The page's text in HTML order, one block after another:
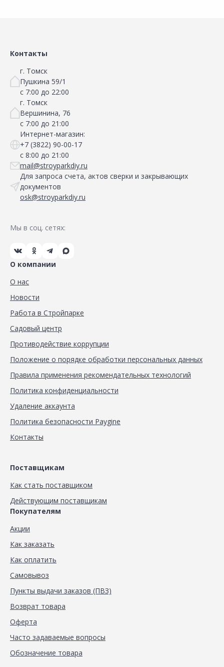
Контакты
г. Томск
Пушкина 59/1
с 7:00 до 22:00
г. Томск
Вершинина, 76
с 7:00 до 21:00
Интернет-магазин:
+7 (3822) 90-00-17
с 8:00 до 21:00
mail@stroyparkdiy.ru
Для запроса счета, актов сверки и закрывающих
документов
osk@stroyparkdiy.ru
Мы в соц. сетях:
О компании
О нас
Новости
Работа в Стройпарке
Садовый центр
Противодействие коррупции
Положение о порядке обработки персональных данных
Правила применения рекомендательных технологий
Политика конфиденциальности
Удаление аккаунта
Политика безопасности Paygine
Контакты
Поставщикам
Как стать поставщиком
Действующим поставщикам
Покупателям
Акции
Как заказать
Как оплатить
Самовывоз
Пункты выдачи заказов (ПВЗ)
Возврат товара
Оферта
Часто задаваемые вопросы
Обозначение товара